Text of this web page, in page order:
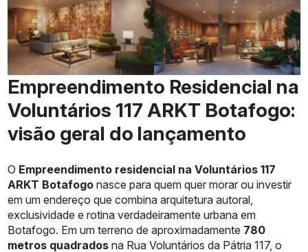
Empreendimento Residencial na
Voluntários 117 ARKT Botafogo:
visão geral do lançamento
O Empreendimento residencial na Voluntários 117
ARKT Botafogo nasce para quem quer morar ou investir
em um endereço que combina arquitetura autoral,
exclusividade e rotina verdadeiramente urbana em
Botafogo. Em um terreno de aproximadamente 780
metros quadrados na Rua Voluntários da Pátria 117, o